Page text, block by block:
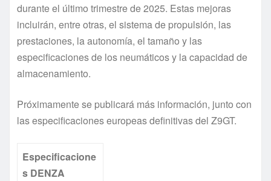
durante el último trimestre de 2025. Estas mejoras
incluirán, entre otras, el sistema de propulsión, las
prestaciones, la autonomía, el tamaño y las
especificaciones de los neumáticos y la capacidad de
almacenamiento.
Próximamente se publicará más información, junto con
las especificaciones europeas definitivas del Z9GT.
Especificacione
s DENZA